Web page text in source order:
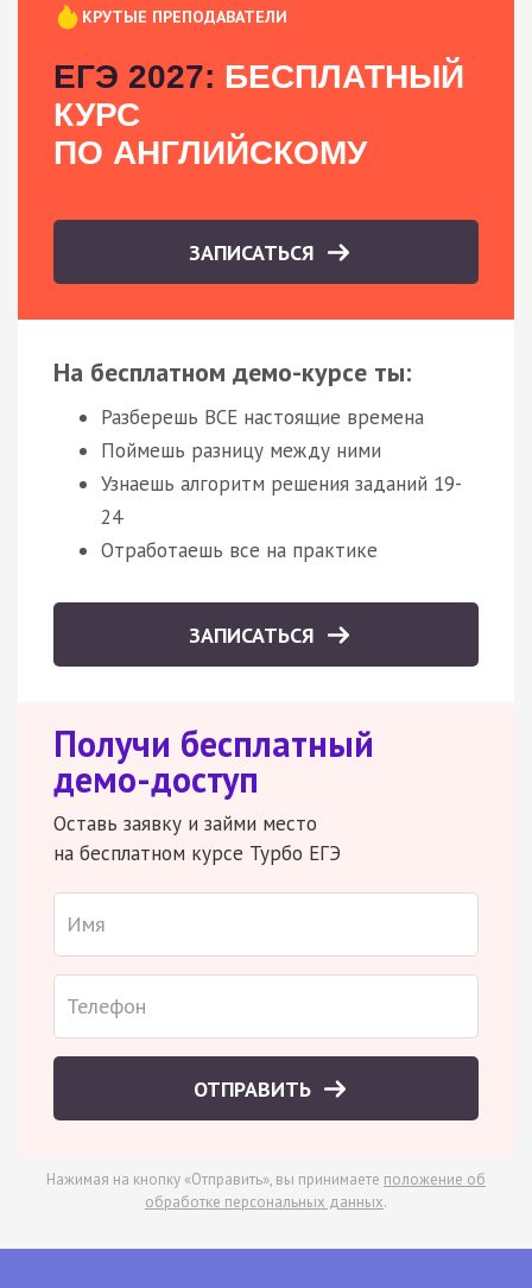
КРУТЫЕ ПРЕПОДАВАТЕЛИ
ЕГЭ 2027: БЕСПЛАТНЫЙ
КУРС
ПО АНГЛИЙСКОМУ
ЗАПИСАТЬСЯ
На бесплатном демо-курсе ты:
Разберешь ВСЕ настоящие времена
Поймешь разницу между ними
Узнаешь алгоритм решения заданий 19-
24
Отработаешь все на практике
ЗАПИСАТЬСЯ
Получи бесплатный
демо-доступ
Оставь заявку и займи место
на бесплатном курсе Турбо ЕГЭ
ОТПРАВИТЬ
Нажимая на кнопку «Отправить», вы принимаете положение об
обработке персональных данных.